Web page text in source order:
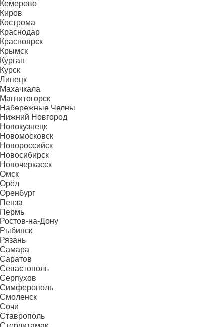
Кемерово
Киров
Кострома
Краснодар
Красноярск
Крымск
Курган
Курск
Липецк
Махачкала
Магнитогорск
Набережные Челны
Нижний Новгород
Новокузнецк
Новомосковск
Новороссийск
Новосибирск
Новочеркасск
Омск
Орёл
Оренбург
Пенза
Пермь
Ростов-на-Дону
Рыбинск
Рязань
Самара
Саратов
Севастополь
Серпухов
Симферополь
Смоленск
Сочи
Ставрополь
Стерлитамак